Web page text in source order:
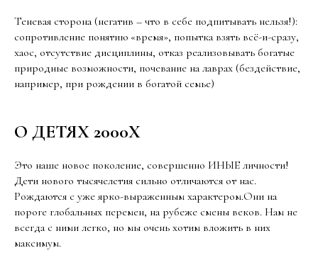
Теневая сторона (негатив – что в себе подпитывать нельзя!):
сопротивление понятию «время», попытка взять всё-и-сразу,
хаос, отсутствие дисциплины, отказ реализовывать богатые
природные возможности, почевание на лаврах (бездействие,
например, при рождении в богатой семье)
О ДЕТЯХ 2000Х
Это наше новое поколение, совершенно ИНЫЕ личности!
Дети нового тысячелетия сильно отличаются от нас.
Рождаются с уже ярко-выраженным характером.Они на
пороге глобальных перемен, на рубеже смены веков. Нам не
всегда с ними легко, но мы очень хотим вложить в них
максимум.